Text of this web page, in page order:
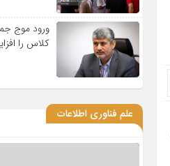
ورود موج
کلاس را
علم فناوری اطلاعات